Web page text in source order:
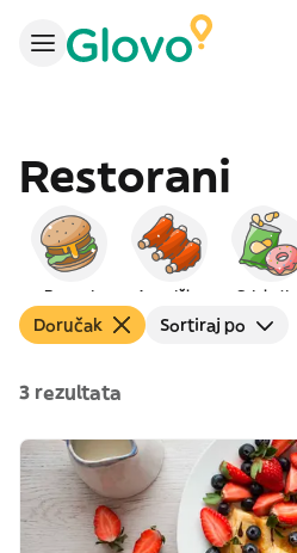
Restorani
Burgeri Američka Grickalice
Doručak Sortiraj po
3 rezultata